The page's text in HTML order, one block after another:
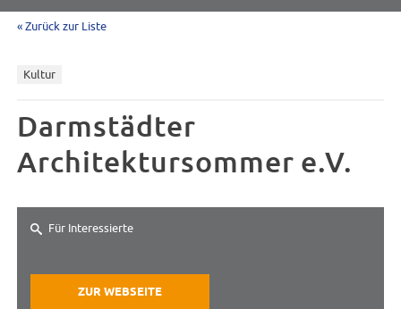
« Zurück zur Liste
Kultur
Darmstädter
Architektursommer e.V.
Für Interessierte
ZUR WEBSEITE